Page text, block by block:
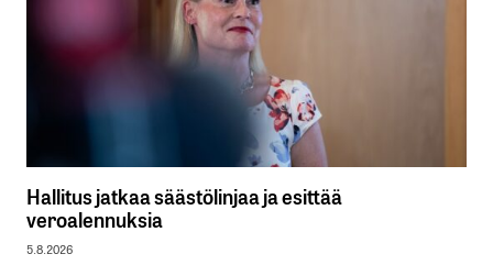
Hallitus jatkaa säästölinjaa ja esittää
veroalennuksia
5.8.2026